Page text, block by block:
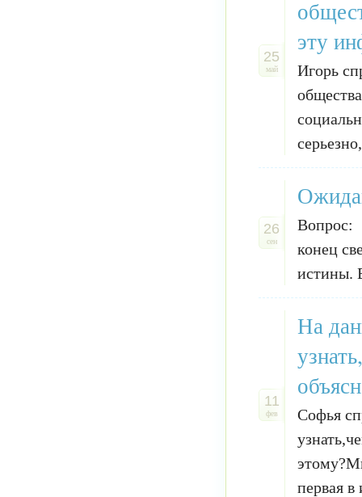
25
май
эту
Игорь
26
сен
Вопрос:
конец
истины.
11
фев
На
Софья
первая в